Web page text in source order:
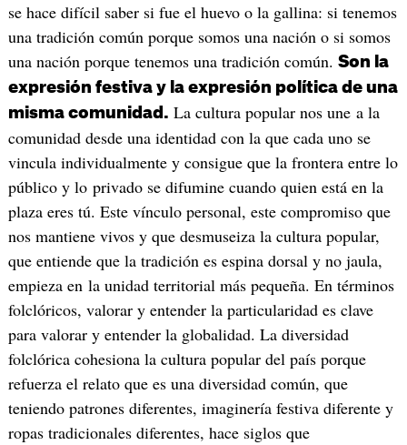
se hace difícil saber si fue el huevo o la gallina: si tenemos
una tradición común porque somos una nación o si somos
una nación porque tenemos una tradición común. Son la
expresión festiva y la expresión política de una
misma comunidad. La cultura popular nos une a la
comunidad desde una identidad con la que cada uno se
vincula individualmente y consigue que la frontera entre lo
público y lo privado se difumine cuando quien está en la
plaza eres tú. Este vínculo personal, este compromiso que
nos mantiene vivos y que desmuseiza la cultura popular,
que entiende que la tradición es espina dorsal y no jaula,
empieza en la unidad territorial más pequeña. En términos
folclóricos, valorar y entender la particularidad es clave
para valorar y entender la globalidad. La diversidad
folclórica cohesiona la cultura popular del país porque
refuerza el relato que es una diversidad común, que
teniendo patrones diferentes, imaginería festiva diferente y
ropas tradicionales diferentes, hace siglos que